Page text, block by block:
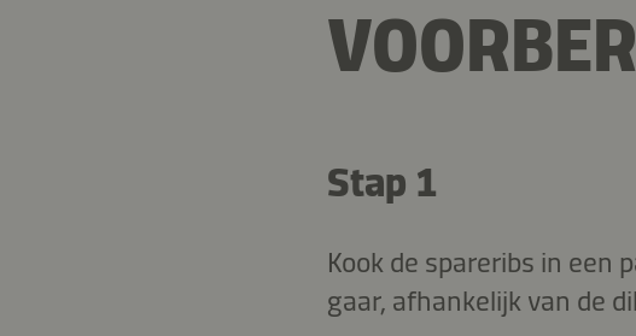
Stap 1
Kook de spareribs in
gaar, afhankelijk van de